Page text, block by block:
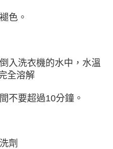
色。
入洗衣機的水中，水溫
全溶解
不要超過10分鐘。
劑